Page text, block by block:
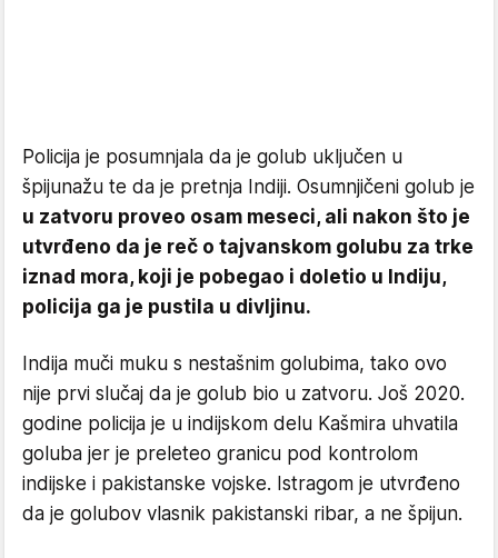
Policija je posumnjala da je golub uključen u
špijunažu te da je pretnja Indiji. Osumnjičeni golub je
u zatvoru proveo osam meseci, ali nakon što je
utvrđeno da je reč o tajvanskom golubu za trke
iznad mora, koji je pobegao i doletio u Indiju,
policija ga je pustila u divljinu.
Indija muči muku s nestašnim golubima, tako ovo
nije prvi slučaj da je golub bio u zatvoru. Još 2020.
godine policija je u indijskom delu Kašmira uhvatila
goluba jer je preleteo granicu pod kontrolom
indijske i pakistanske vojske. Istragom je utvrđeno
da je golubov vlasnik pakistanski ribar, a ne špijun.